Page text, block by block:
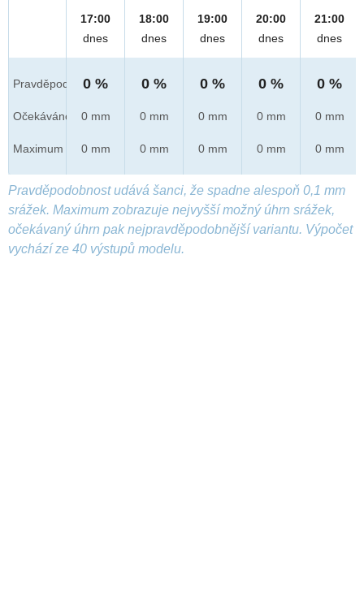
Pravděpod.
Očekáváno
Maximum
17:00
dnes
0 %
0 mm
0 mm
18:00
dnes
0 %
0 mm
0 mm
19:00
dnes
0 %
0 mm
0 mm
20:00
dnes
0 %
0 mm
0 mm
21:00
dnes
0 %
0 mm
0 mm
Pravděpodobnost udává šanci, že spadne alespoň 0,1 mm
srážek. Maximum zobrazuje nejvyšší možný úhrn srážek,
očekávaný úhrn pak nejpravděpodobnější variantu. Výpočet
vychází ze 40 výstupů modelu.